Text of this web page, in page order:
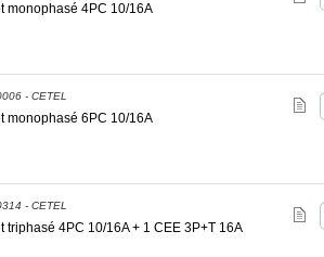
monophasé 4PC 10/16A
- CETEL
monophasé 6PC 10/16A
- CETEL
triphasé 4PC 10/16A + 1 CEE 3P+T 16A